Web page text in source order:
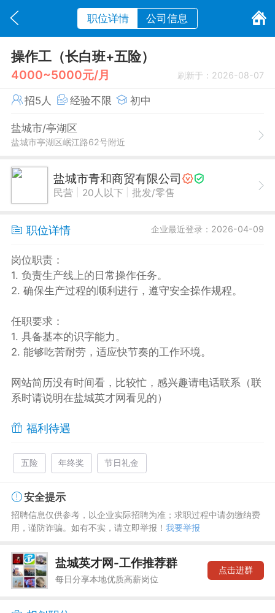
职位详情 公司信息
操作工（长白班+五险）
4000~5000元/月 刷新于：2026-08-07
招5人 经验不限 初中
盐城市/亭湖区
盐城市亭湖区岷江路62号附近
盐城市青和商贸有限公司
民营 20人以下 批发/零售
职位详情 企业最近登录：2026-04-09
岗位职责：
1. 负责生产线上的日常操作任务。
2. 确保生产过程的顺利进行，遵守安全操作规程。
任职要求：
1. 具备基本的识字能力。
2. 能够吃苦耐劳，适应快节奏的工作环境。
网站简历没有时间看，比较忙，感兴趣请电话联系（联
系时请说明在盐城英才网看见的）
福利待遇
五险 年终奖 节日礼金
安全提示
招聘信息仅供参考，以企业实际招聘为准；求职过程中请勿缴纳费
用，谨防诈骗。如有不实，请立即举报！ 我要举报
盐城英才网-工作推荐群
每日分享本地优质高薪岗位
点击进群